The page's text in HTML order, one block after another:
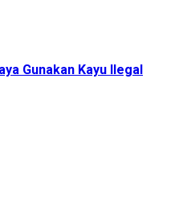
Gunakan Kayu Ilegal